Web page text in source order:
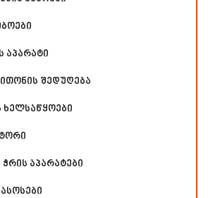
აპარატი
შედუღება
ხელსაწყოები
აპარატები